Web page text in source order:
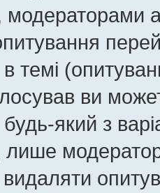
модераторами
темі
ви
який з
лише
видаляти